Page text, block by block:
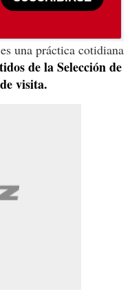
una práctica cotidiana
de la Selección de
visita.